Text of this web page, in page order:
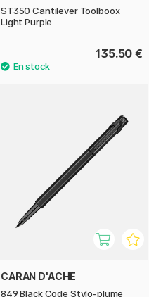
ST350 Cantilever Toolboox
Light Purple
135.50 €
CARAN D'ACHE
849 Black Code Stylo-plume